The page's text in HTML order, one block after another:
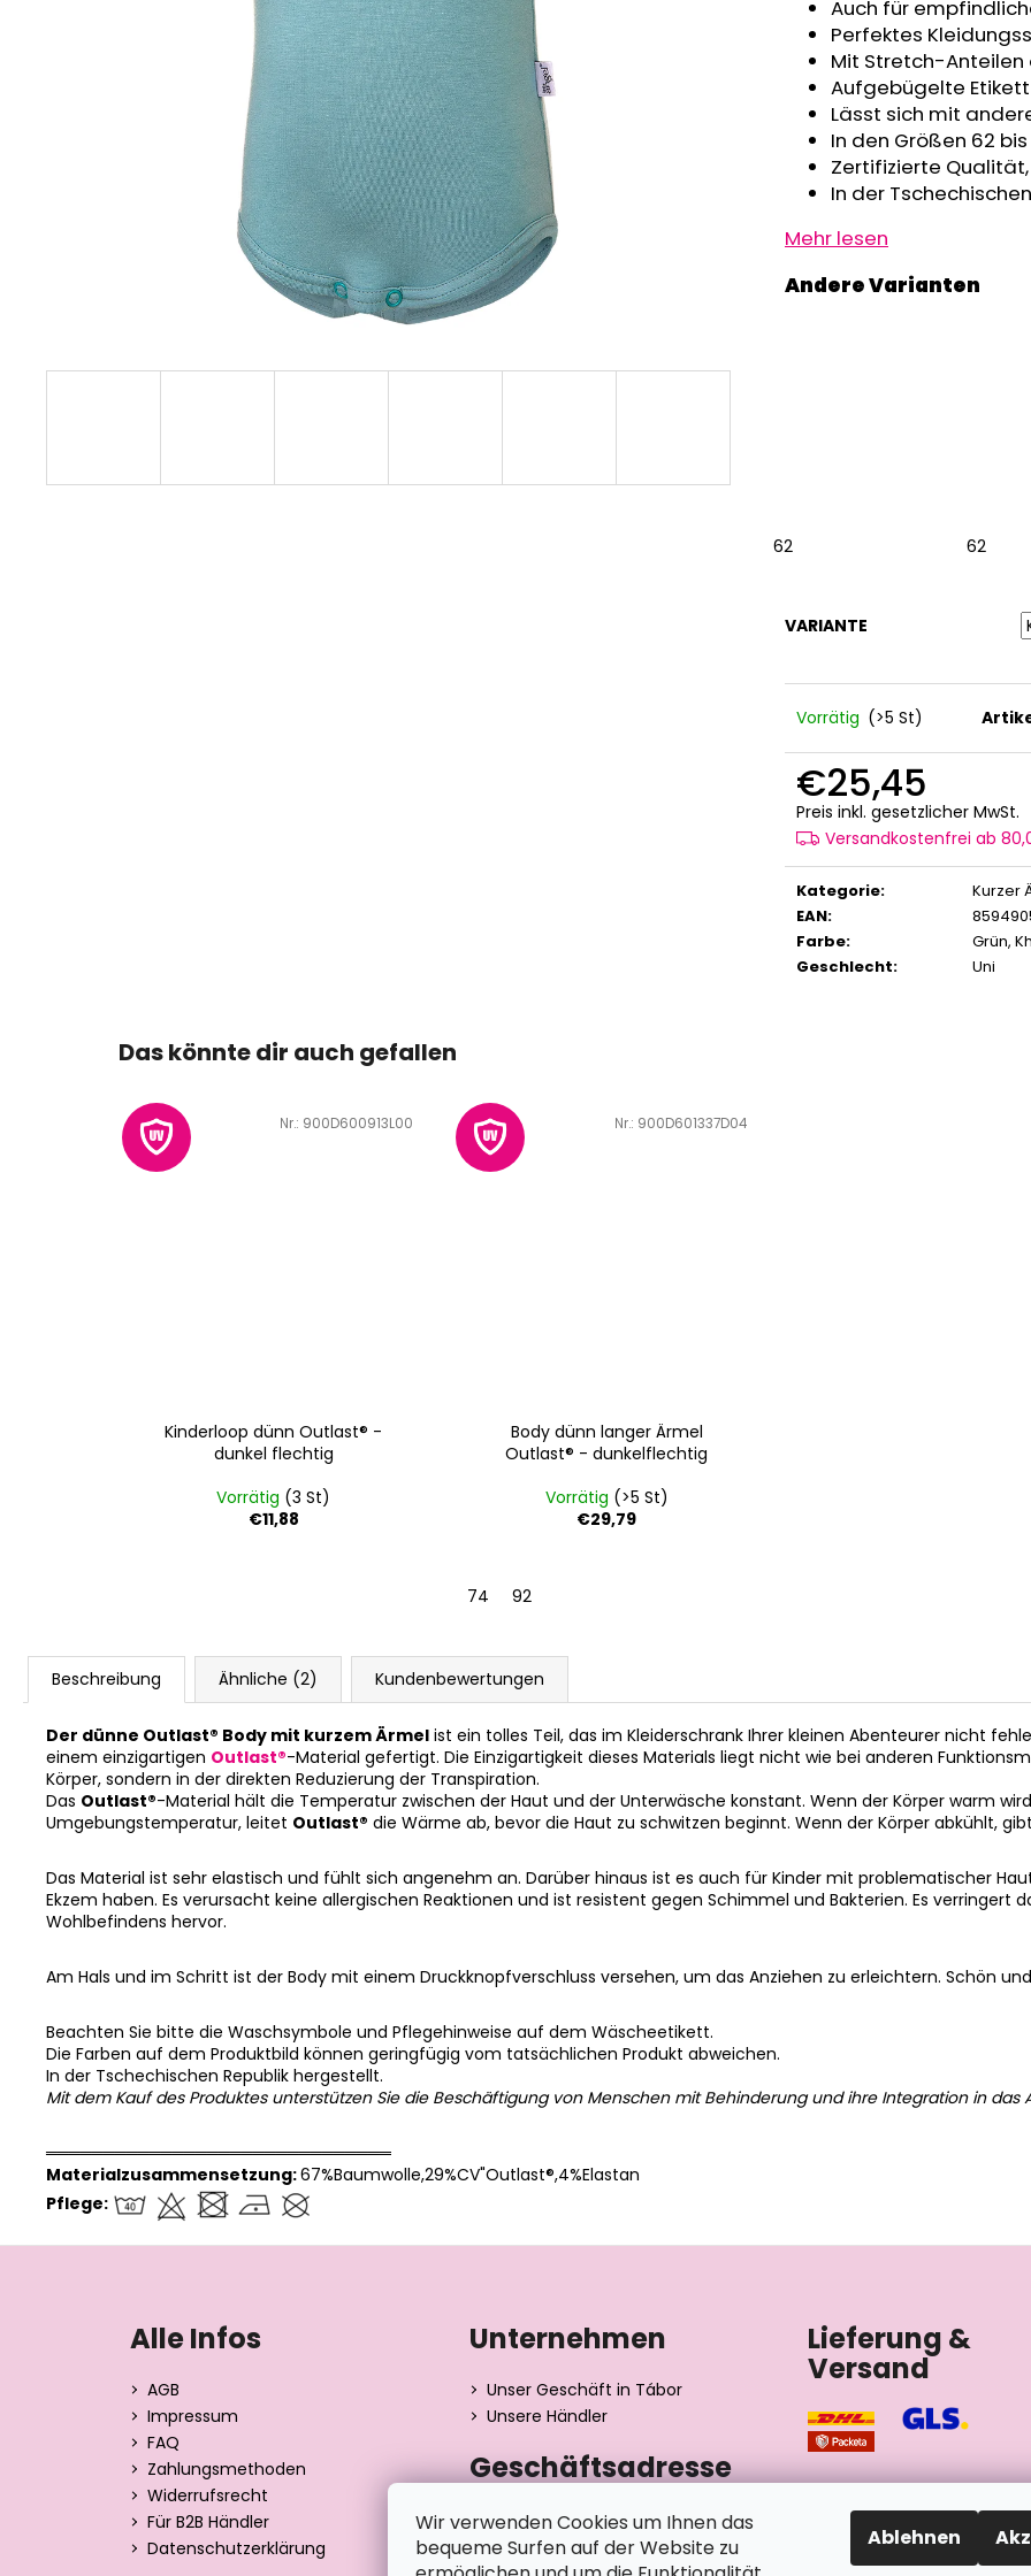
Wir verwenden Cookies um Ihnen das
bequeme Surfen auf der Website zu
Ablehnen
Auch für
Perfektes
Mit Stretch-Anteilen
Aufgebügelte
Lässt sich mit
In den Größen 62
Zertifizierte
In der
Mehr lesen
62 62
VARIANTE
Vorrätig (>5 St)
€25,45
Preis inkl. gesetzlicher MwSt.
Versandkostenfrei ab
Kategorie:
Kurzer
EAN:
Farbe: Grün,
Geschlecht: Uni
Das könnte dir auch gefallen
Kinderloop dünn Outlast® -
dunkel flechtig
Vorrätig (3 St)
€11,88
Art.-Nr.: 900D600913L00
Body dünn langer Ärmel
Outlast® - dunkelflechtig
Vorrätig (>5 St)
€29,79
74 92
Art.-Nr.: 900D601337D04
Beschreibung Ähnliche (2) Kundenbewertungen
Der dünne Outlast® Body mit kurzem Ärmel ist ein tolles Teil, das im Kleiderschrank Ihrer kleinen Abenteurer nicht
einem einzigartigen Outlast®-Material gefertigt. Die Einzigartigkeit dieses Materials liegt nicht wie bei anderen
Körper, sondern in der direkten Reduzierung der Transpiration.
Das Outlast®-Material hält die Temperatur zwischen der Haut und der Unterwäsche konstant. Wenn der Körper warm
Umgebungstemperatur, leitet Outlast® die Wärme ab, bevor die Haut zu schwitzen beginnt. Wenn der Körper abkühlt,
Das Material ist sehr elastisch und fühlt sich angenehm an. Darüber hinaus ist es auch für Kinder mit problematischer
Ekzem haben. Es verursacht keine allergischen Reaktionen und ist resistent gegen Schimmel und Bakterien. Es verringert
Wohlbefindens hervor.
Am Hals und im Schritt ist der Body mit einem Druckknopfverschluss versehen, um das Anziehen zu erleichtern. Schön
Beachten Sie bitte die Waschsymbole und Pflegehinweise auf dem Wäscheetikett.
Die Farben auf dem Produktbild können geringfügig vom tatsächlichen Produkt abweichen.
In der Tschechischen Republik hergestellt.
Mit dem Kauf des Produktes unterstützen Sie die Beschäftigung von Menschen mit Behinderung und ihre Integration in das
══════════════════════════════
Materialzusammensetzung:67%Baumwolle,29%CV"Outlast®,4%Elastan
Pflege:
€32,50
€24,90
F
Alle Infos
AGB
Impressum
FAQ
Zahlungsmethoden
Widerrufsrecht
Für B2B Händler
Datenschutzerklärung
Unternehmen
Unser Geschäft in Tábor
Unsere Händler
Geschäftsadresse
Dita výrobní družstvo invalidů
Stránského 2510/1
390 02 Tábor
Lieferung &
Versand